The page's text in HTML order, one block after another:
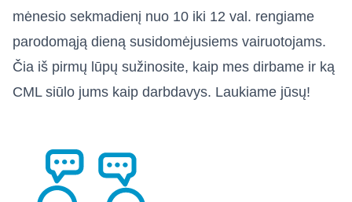
mėnesio sekmadienį nuo 10 iki 12 val. rengiame
parodomąją dieną susidomėjusiems vairuotojams.
Čia iš pirmų lūpų sužinosite, kaip mes dirbame ir ką
CML siūlo jums kaip darbdavys. Laukiame jūsų!